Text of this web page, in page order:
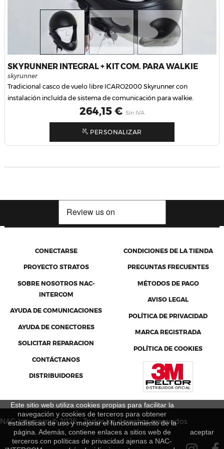
Este sitio web utiliza cookies propias para facilitar la
navegación y cookies de terceros para obtener
estadísticas de uso y mejorar el funcionamiento de la
página. Además, contiene enlaces a sitios web de
terceros con políticas de privacidad ajenas a NAC-
aceptar
SKYRUNNER INTEGRAL + KIT COM. PARA WALKIE
skyrunner
Tradicional casco de vuelo libre ICARO2000 Skyrunner con
instalación incluída de sistema de comunicación para walkie.
Precio
264,15 € Sin IVA
PERSONALIZAR
CONECTARSE
PROYECTO STRATOS
SOBRE NOSOTROS NAC-
INTERCOM
AYUDA DE COMUNICACIONES
AYUDA DE CONECTORES
SOLICITAR REPARACION
CONTÁCTANOS
DISTRIBUIDORES
CONDICIONES DE LA TIENDA
PREGUNTAS FRECUENTES
MÉTODOS DE PAGO
AVISO LEGAL
POLÍTICA DE PRIVACIDAD
MARCA REGISTRADA
POLÍTICA DE COOKIES
NAC-Intercom © 2026 - Todos los derechos reservados